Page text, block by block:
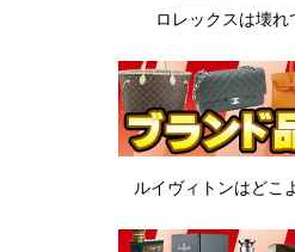
ロレックスは壊れ
ルイヴィトンはどこ